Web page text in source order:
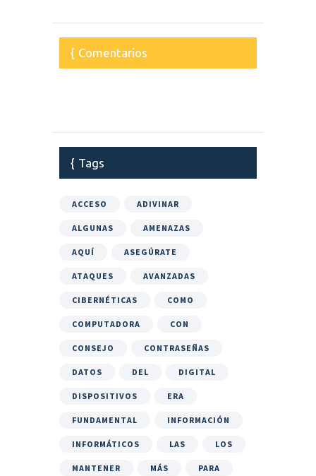
Comentarios
Tags
ACCESO ADIVINAR
ALGUNAS AMENAZAS
AQUÍ ASEGÚRATE
ATAQUES AVANZADAS
CIBERNÉTICAS COMO
COMPUTADORA CON
CONSEJO CONTRASEÑAS
DATOS DEL DIGITAL
DISPOSITIVOS ERA
FUNDAMENTAL INFORMACIÓN
INFORMÁTICOS LAS LOS
MANTENER MÁS PARA